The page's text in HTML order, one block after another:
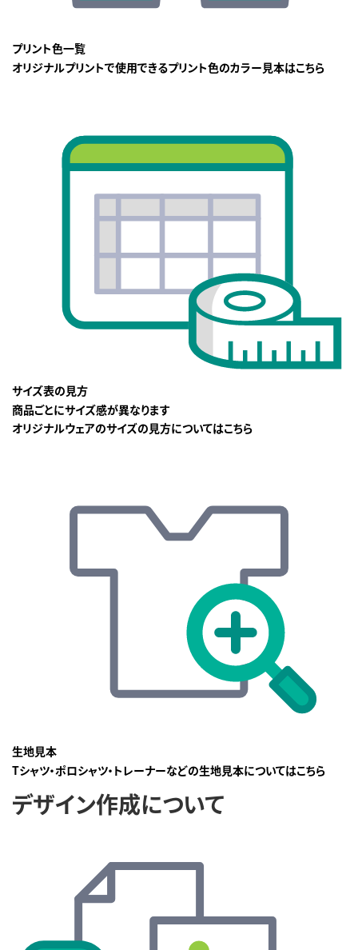
プリント色一覧
オリジナルプリントで使用できるプリント色のカラー見本はこちら
サイズ表の見方
商品ごとにサイズ感が異なります
オリジナルウェアのサイズの見方についてはこちら
生地見本
Tシャツ・ポロシャツ・トレーナーなどの生地見本についてはこちら
デザイン作成について